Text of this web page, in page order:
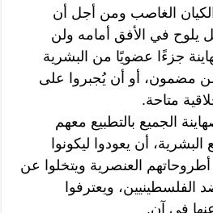
الغاصب ومن أجل أن
يلوح في الأفق أمامه ولن
جزءًا عضويًا من البشرية
مضمون، أو أن يُجبروا على
متاحة.
الجميع بالتطبيع معهم
أن يعودوا ليكونوا
العنصرية ويتخلوا عن
الفلسطينيين، ويعترفوا
في آن.